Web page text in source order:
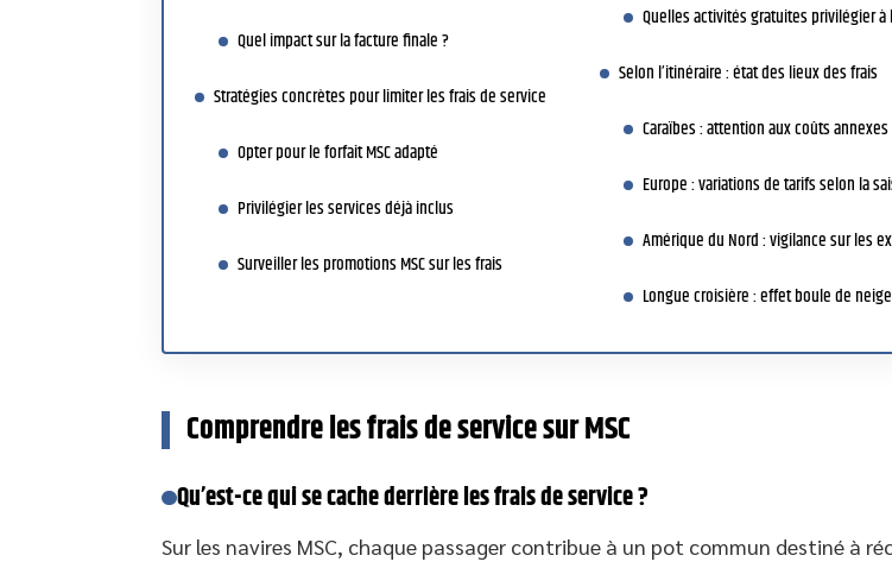
Quel impact sur la facture finale ?
Stratégies concrètes pour limiter les frais de service
Opter pour le forfait MSC adapté
Privilégier les services déjà inclus
Surveiller les promotions MSC sur les frais
Quelles activités gratuites privilégier à
Selon l’itinéraire : état des lieux des frais
Caraïbes : attention aux coûts annexes
Europe : variations de tarifs selon la
Amérique du Nord : vigilance sur les
Longue croisière : effet boule de neige
Comprendre les frais de service sur MSC
Qu’est-ce qui se cache derrière les frais de service ?
Sur les navires MSC, chaque passager contribue à un pot commun destiné à